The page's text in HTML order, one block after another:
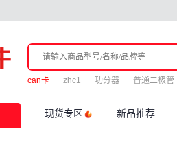
can卡 zhc1 功分器 普通二极管
现货专区 新品推荐